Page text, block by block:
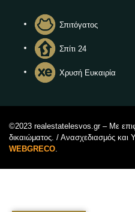
Σπιτόγατος
Σπίτι 24
Χρυσή Ευκαιρία
©2023 realestatelesvos.gr – Με
δικαιώματος. / Ανασχεδιασμός και
WEBGRECO.